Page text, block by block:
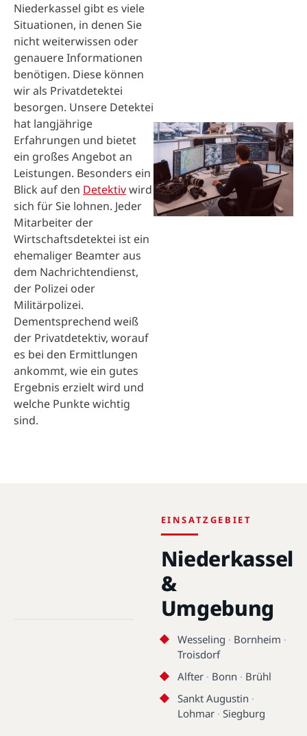
Niederkassel gibt es viele
Situationen, in denen Sie
nicht weiterwissen oder
genauere Informationen
benötigen. Diese können
wir als Privatdetektei
besorgen. Unsere Detektei
hat langjährige
Erfahrungen und bietet
ein großes Angebot an
Leistungen. Besonders ein
Blick auf den Detektivwird
sich für Sie lohnen. Jeder
Mitarbeiter der
Wirtschaftsdetektei ist ein
ehemaliger Beamter aus
dem Nachrichtendienst,
der Polizei oder
Militärpolizei.
Dementsprechend weiß
der Privatdetektiv, worauf
es bei den Ermittlungen
ankommt, wie ein gutes
Ergebnis erzielt wird und
welche Punkte wichtig
sind.
EINSATZGEBIET
Niederkassel
&
Umgebung
Wesseling · Bornheim ·
Troisdorf
Alfter· Bonn · Brühl
Sankt Augustin ·
Lohmar· Siegburg